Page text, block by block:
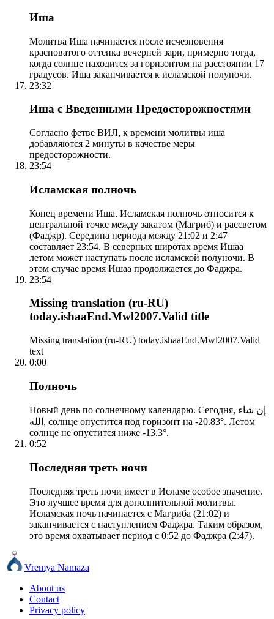
Иша
Молитва Иша начинается после исчезновения
красноватого оттенка вечерней зари, примерно тогда,
когда солнце находится за горизонтом на расстоянии 17
градусов. Иша заканчивается к исламской полуночи.
23:32
Иша с Введенными Предосторожностями
Согласно фетве ВИЛ, к времени молитвы иша
добавляются 2 минуты в качестве меры
предосторожности.
23:54
Исламская полночь
Конец времени Иша. Исламская полночь относится к
центральной точке между закатом (Магриб) и рассветом
(Фаджр). Середина периода между 21:02 и 2:47
составляет 23:54. В северных широтах время Ишаа
летом может наступать после исламской полуночи. В
этом случае время Ишаа продолжается до Фаджра.
23:54
Missing translation (ru-RU)
today.ishaaEnd.Mwl2007.Valid title
Missing translation (ru-RU) today.ishaaEnd.Mwl2007.Valid
text
0:00
Полночь
Новый день по солнечному календарю. Сегодня, إن شاء
الله, солнце опустится под горизонт на -20.83°. Летом
солнце не опустится ниже -13.3°.
0:52
Последняя треть ночи
Последняя треть ночи имеет в Исламе особое значение.
Это лучшее время для дополнительной молитвы.
Исламская ночь начинается с Магриба (21:02) и
заканчивается с наступлением Фаджра. Таким образом,
это время охватывает период с 0:52 до Фаджра (2:47).
Vremya Namaza
About us
Contact
Privacy policy